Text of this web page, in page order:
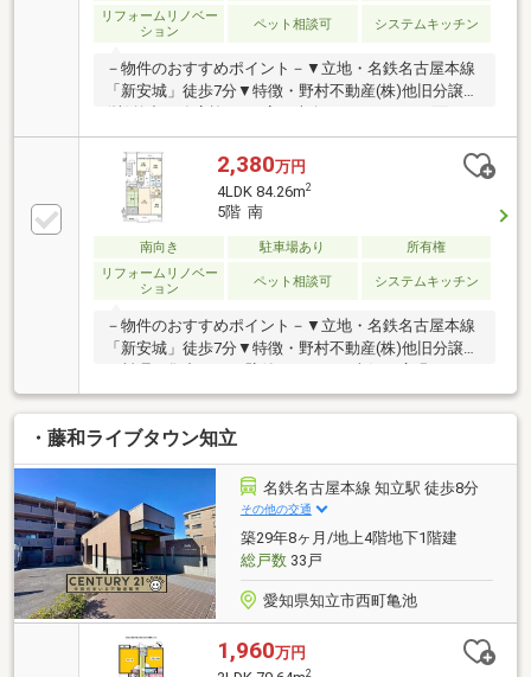
リフォームリノベー
ション
ペット相談可 システムキッチン
－物件のおすすめポイント－▼立地・名鉄名古屋本線
「新安城」徒歩7分▼特徴・野村不動産(株)他旧分譲、
明るい住空間・食洗機搭載の独立キッチン・洗面室は
2WAY、家事・生活動線良好・敷地内に公園・テニス
コート(2面)有・ペット飼育可(規約有)▼2026年5月室
内リフォーム済【交換】キッチン、UB、洗面化粧台、
トイレ 等【その他】フローリング・クロス貼替 他※構
造／鉄骨鉄筋コンクリート・鉄筋コンクリート造■ ご
希望の住まい探しをお手伝いします ━━━━━・・・
物件の詳細・ご相談はお気軽にお問い合わせくださ
い。
2,380万円
4LDK 84.26m2
5階 南
南向き 駐車場あり
所有権
リフォームリノベー
ション
ペット相談可 システムキッチン
－物件のおすすめポイント－▼立地・名鉄名古屋本線
「新安城」徒歩7分▼特徴・野村不動産(株)他旧分譲・
和室がLDに隣接・ペット飼育可(規約制限有)・敷地内
に公園有▼2025年5月室内リフォーム済【交換】キッ
チン、UB、洗面化粧台、トイレ、インターホン 等
【その他】クロス・フローリング張替、畳表替 他▼周
辺環境・スーパー「ヤマナカ新安城店」徒歩7分(約
560m)・安城市立今池小学校 徒歩6分(約470m)■ ご希
望の住まい探しをお手伝いします ━━━━━・・・物
件の詳細・ご相談はお気軽にお問い合わせください。
・藤和ライブタウン知立
名鉄名古屋本線 知立駅 徒歩8分
その他の交通
築29年8ヶ月/地上4階地下1階建
総戸数33戸
愛知県知立市西町亀池
1,960万円
2